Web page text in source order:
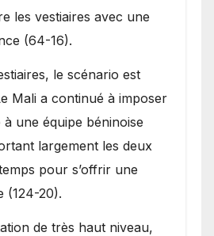
les vestiaires avec une
(64-16).
le scénario est
Mali a continué à imposer
une équipe béninoise
largement les deux
pour s’offrir une
(124-20).
de très haut niveau,